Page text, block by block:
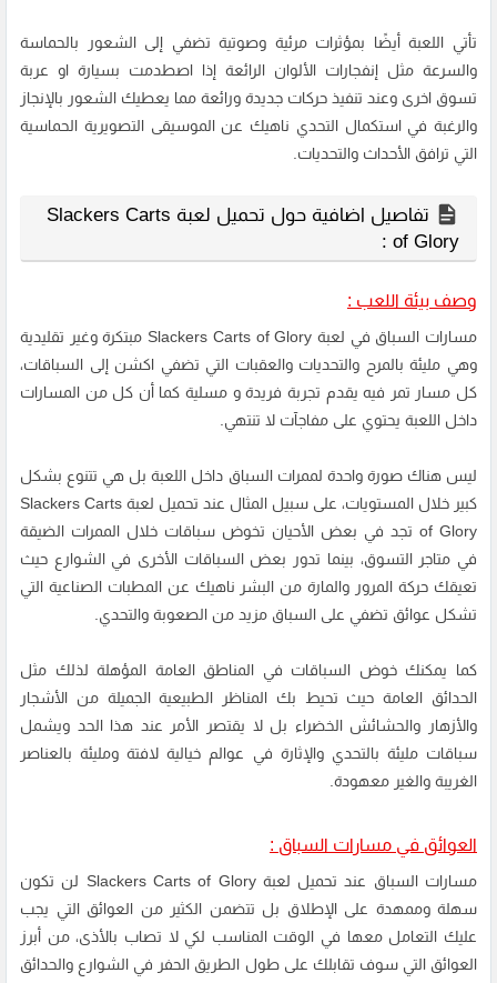
تأتي اللعبة أيضًا بمؤثرات مرئية وصوتية تضفي إلى الشعور بالحماسة
والسرعة مثل إنفجارات الألوان الرائعة إذا اصطدمت بسيارة او عربة
تسوق اخرى وعند تنفيذ حركات جديدة ورائعة مما يعطيك الشعور بالإنجاز
والرغبة في استكمال التحدي ناهيك عن الموسيقى التصويرية الحماسية
التي ترافق الأحداث والتحديات.
تفاصيل اضافية حول تحميل لعبة Slackers Carts
of Glory :
وصف بيئة اللعب :
مسارات السباق في لعبة Slackers Carts of Glory مبتكرة وغير تقليدية
وهي مليئة بالمرح والتحديات والعقبات التي تضفي اكشن إلى السباقات،
كل مسار تمر فيه يقدم تجربة فريدة و مسلية كما أن كل من المسارات
داخل اللعبة يحتوي على مفاجآت لا تنتهي.
ليس هناك صورة واحدة لممرات السباق داخل اللعبة بل هي تتنوع بشكل
كبير خلال المستويات، على سبيل المثال عند تحميل لعبة Slackers Carts
of Glory تجد في بعض الأحيان تخوض سباقات خلال الممرات الضيقة
في متاجر التسوق، بينما تدور بعض السباقات الأخرى في الشوارع حيث
تعيقك حركة المرور والمارة من البشر ناهيك عن المطبات الصناعية التي
تشكل عوائق تضفي على السباق مزيد من الصعوبة والتحدي.
كما يمكنك خوض السباقات في المناطق العامة المؤهلة لذلك مثل
الحدائق العامة حيث تحيط بك المناظر الطبيعية الجميلة من الأشجار
والأزهار والحشائش الخضراء بل لا يقتصر الأمر عند هذا الحد ويشمل
سباقات مليئة بالتحدي والإثارة في عوالم خيالية لافتة ومليئة بالعناصر
الغريبة والغير معهودة.
العوائق في مسارات السباق :
مسارات السباق عند تحميل لعبة Slackers Carts of Glory لن تكون
سهلة وممهدة على الإطلاق بل تتضمن الكثير من العوائق التي يجب
عليك التعامل معها في الوقت المناسب لكي لا تصاب بالأذى، من أبرز
العوائق التي سوف تقابلك على طول الطريق الحفر في الشوارع والحدائق